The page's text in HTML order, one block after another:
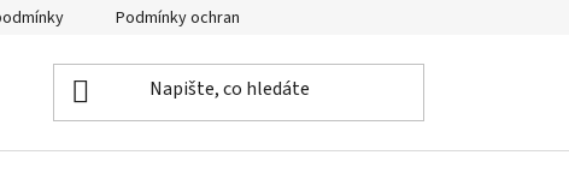
Podmínky ochrany osobních údajů